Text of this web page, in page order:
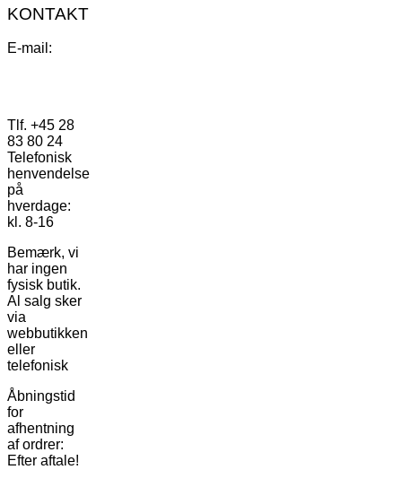
KONTAKT
E-mail:
Tlf. +45 28
83 80 24
Telefonisk
henvendelse
på
hverdage:
kl. 8-16
Bemærk, vi
har ingen
fysisk butik.
Al salg sker
via
webbutikken
eller
telefonisk
Åbningstid
for
afhentning
af ordrer:
Efter aftale!